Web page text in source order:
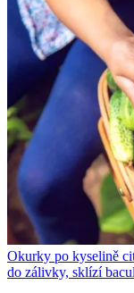
Okurky po kyselině
do zálivky, sklízí